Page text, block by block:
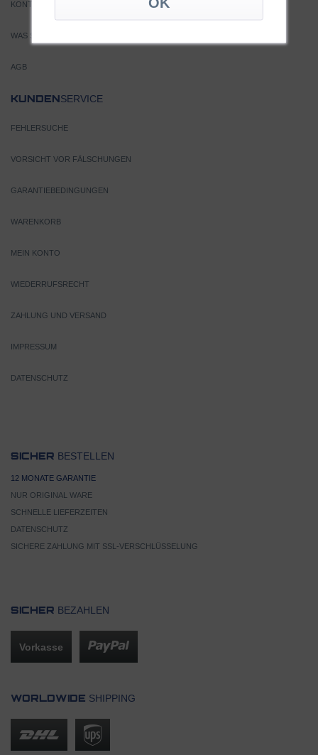
KONTAKT
WAS SIND TURBOLADER?
AGB
KUNDENSERVICE
FEHLERSUCHE
VORSICHT VOR FÄLSCHUNGEN
GARANTIEBEDINGUNGEN
WARENKORB
MEIN KONTO
WIEDERRUFSRECHT
ZAHLUNG UND VERSAND
IMPRESSUM
DATENSCHUTZ
SICHER BESTELLEN
12 MONATE GARANTIE
NUR ORIGINAL WARE
SCHNELLE LIEFERZEITEN
DATENSCHUTZ
SICHERE ZAHLUNG MIT SSL-VERSCHLÜSSELUNG
SICHER BEZAHLEN
Vorkasse
WORLDWIDE SHIPPING